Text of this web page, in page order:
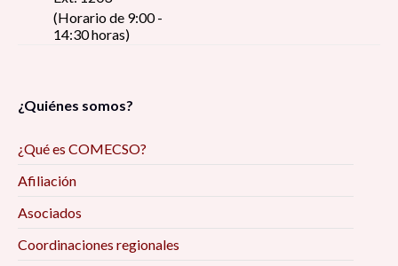
(Horario de 9:00 -
14:30 horas)
¿Quiénes somos?
¿Qué es COMECSO?
Afiliación
Asociados
Coordinaciones regionales